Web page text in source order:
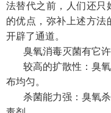
法替代之前，人们还只
的优点，弥补上述方法
开辟了通道。
臭氧消毒灭菌有它许
较高的扩散性：臭氧
布均匀。
杀菌能力强：臭氧杀